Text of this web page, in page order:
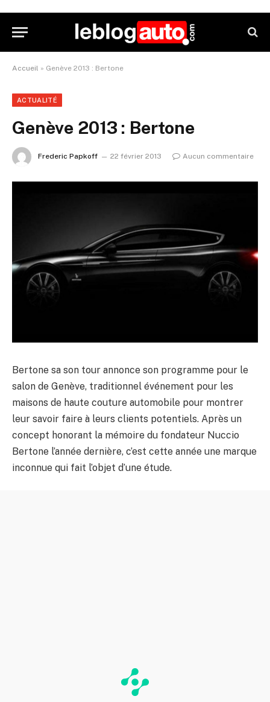
Accueil » Genève 2013 : Bertone
ACTUALITÉ
Genève 2013 : Bertone
Frederic Papkoff 22 février 2013 Aucun commentaire
Bertone sa son tour annonce son programme pour le
salon de Genève, traditionnel événement pour les
maisons de haute couture automobile pour montrer
leur savoir faire à leurs clients potentiels. Après un
concept honorant la mémoire du fondateur Nuccio
Bertone l’année dernière, c’est cette année une marque
inconnue qui fait l’objet d’une étude.